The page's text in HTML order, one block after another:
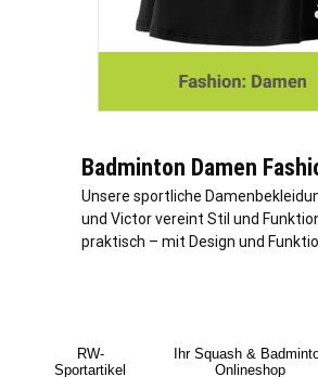
Badminton Damen
Unsere sportliche
und Victor vereint Stil und
praktisch – mit Design und
RW-
Sportartikel
Ihr Squash &
Onlineshop